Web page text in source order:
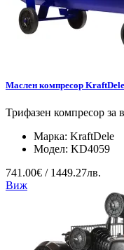
Маслен компресор
Трифазен компресор за
Марка: KraftDele
Модел: KD4059
741.00€ / 1449.27лв.
Виж